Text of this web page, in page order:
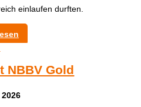
einlaufen durften.
NBBV Gold